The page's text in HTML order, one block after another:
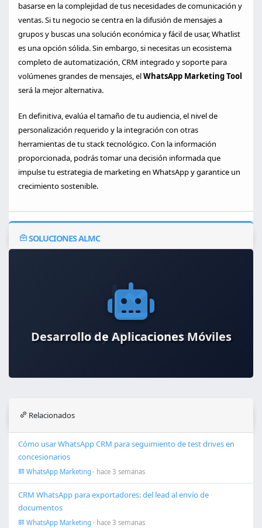
basarse en la complejidad de tus necesidades de comunicación y
ventas. Si tu negocio se centra en la difusión de mensajes a
grupos y buscas una solución económica y fácil de usar, Whatlist
es una opción sólida. Sin embargo, si necesitas un ecosistema
completo de automatización, CRM integrado y soporte para
volúmenes grandes de mensajes, elWhatsApp Marketing Tool
será la mejor alternativa.
En definitiva, evalúa el tamaño de tu audiencia, el nivel de
personalización requerido y la integración con otras
herramientas de tu stack tecnológico. Con la información
proporcionada, podrás tomar una decisión informada que
impulse tu estrategia de marketing en WhatsApp y garantice un
crecimiento sostenible.
SOLUCIONES ALMC
Desarrollo de Aplicaciones Móviles
Relacionados
Cómo usar WhatsApp CRM para seguimiento de test drives en
concesionarios
WhatsApp Marketing · hace 3 semanas
CRM WhatsApp para exportadores: del lead al envío de
documentos
WhatsApp Marketing · hace 3 semanas